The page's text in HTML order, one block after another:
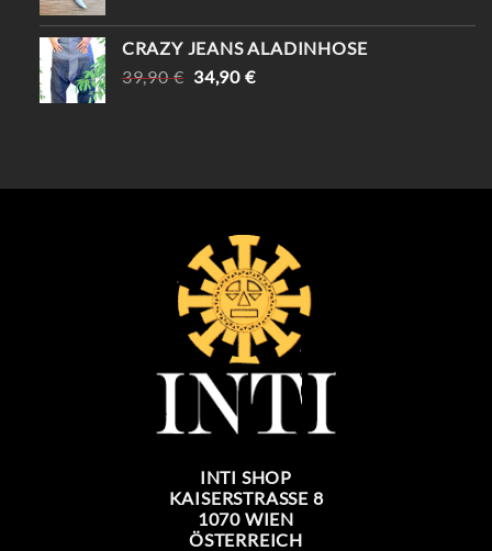
CRAZY JEANS ALADINHOSE
39,90€ URSPRÜNGLICHER
34,90 €AKTUELLER
INTI SHOP
KAISERSTRASSE 8
1070 WIEN
ÖSTERREICH